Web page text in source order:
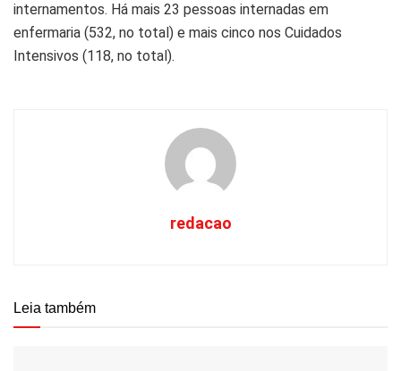
internamentos. Há mais 23 pessoas internadas em
enfermaria (532, no total) e mais cinco nos Cuidados
Intensivos (118, no total).
redacao
Leia também